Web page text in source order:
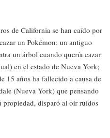
de California se han caído por
un Pokémon; un antiguo
un árbol cuando quería cazar
en el estado de Nueva York;
15 años ha fallecido a causa de
(Nueva York) que pensando
propiedad, disparó al oír ruidos